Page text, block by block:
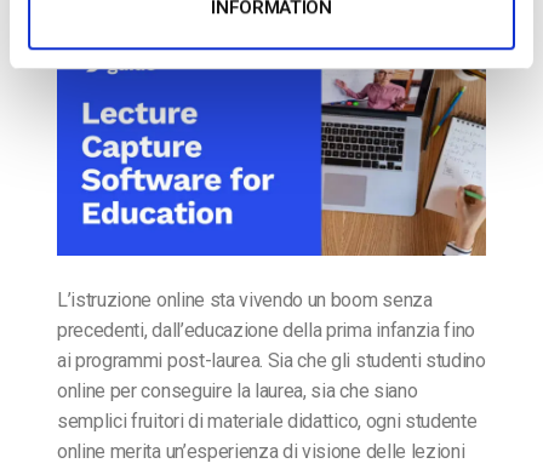
INFORMATION
L’istruzione online sta vivendo un boom senza
precedenti, dall’educazione della prima infanzia fino
ai programmi post-laurea. Sia che gli studenti studino
online per conseguire la laurea, sia che siano
semplici fruitori di materiale didattico, ogni studente
online merita un’esperienza di visione delle lezioni